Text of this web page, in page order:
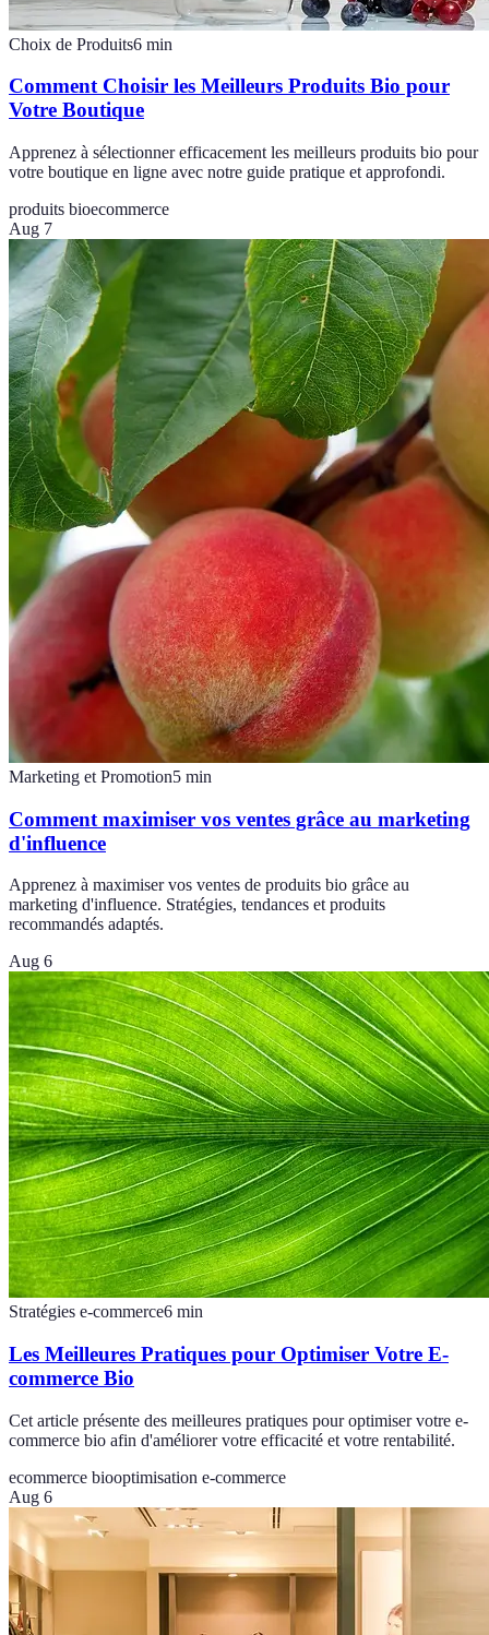
Choix de Produits6 min
Comment Choisir les Meilleurs Produits Bio pour
Votre Boutique
Apprenez à sélectionner efficacement les meilleurs produits bio pour
votre boutique en ligne avec notre guide pratique et approfondi.
produits bioecommerce
Aug 7
Marketing et Promotion5 min
Comment maximiser vos ventes grâce au marketing
d'influence
Apprenez à maximiser vos ventes de produits bio grâce au
marketing d'influence. Stratégies, tendances et produits
recommandés adaptés.
Aug 6
Stratégies e-commerce6 min
Les Meilleures Pratiques pour Optimiser Votre E-
commerce Bio
Cet article présente des meilleures pratiques pour optimiser votre e-
commerce bio afin d'améliorer votre efficacité et votre rentabilité.
ecommerce biooptimisation e-commerce
Aug 6